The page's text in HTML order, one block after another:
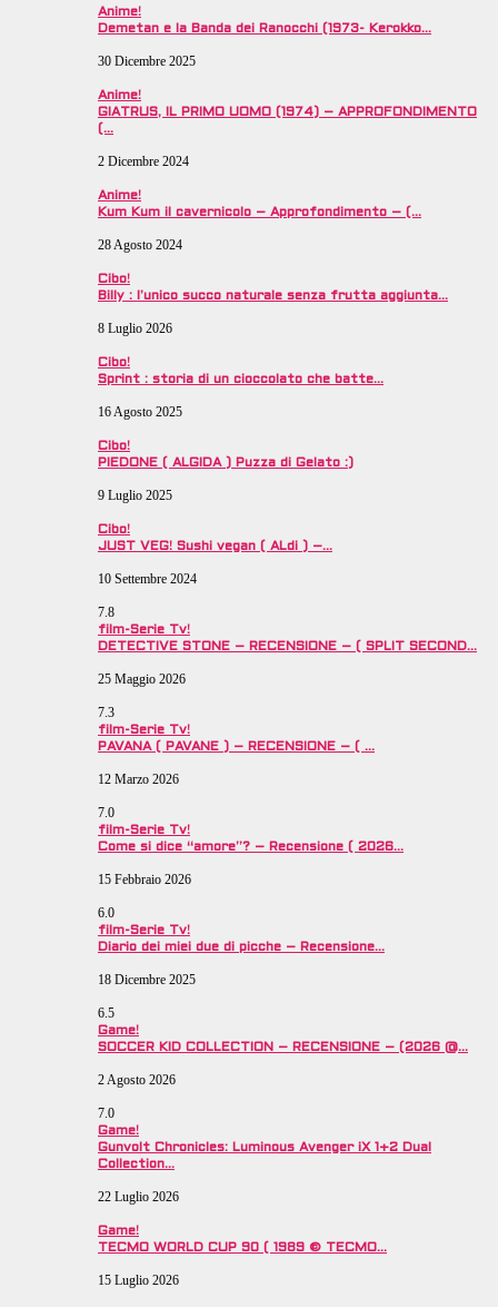
Anime!
Demetan e la Banda dei Ranocchi (1973- Kerokko…
30 Dicembre 2025
Anime!
GIATRUS, IL PRIMO UOMO (1974) – APPROFONDIMENTO
(…
2 Dicembre 2024
Anime!
Kum Kum il cavernicolo – Approfondimento – (…
28 Agosto 2024
Cibo!
Billy : l’unico succo naturale senza frutta aggiunta…
8 Luglio 2026
Cibo!
Sprint : storia di un cioccolato che batte…
16 Agosto 2025
Cibo!
PIEDONE ( ALGIDA ) Puzza di Gelato :)
9 Luglio 2025
Cibo!
JUST VEG! Sushi vegan ( ALdi ) –…
10 Settembre 2024
7.8
film-Serie Tv!
DETECTIVE STONE – RECENSIONE – ( SPLIT SECOND…
25 Maggio 2026
7.3
film-Serie Tv!
PAVANA ( PAVANE ) – RECENSIONE – ( …
12 Marzo 2026
7.0
film-Serie Tv!
Come si dice “amore”? – Recensione ( 2026…
15 Febbraio 2026
6.0
film-Serie Tv!
Diario dei miei due di picche – Recensione…
18 Dicembre 2025
6.5
Game!
SOCCER KID COLLECTION – RECENSIONE – (2026 @…
2 Agosto 2026
7.0
Game!
Gunvolt Chronicles: Luminous Avenger iX 1+2 Dual
Collection…
22 Luglio 2026
Game!
TECMO WORLD CUP 90 ( 1989 © TECMO…
15 Luglio 2026